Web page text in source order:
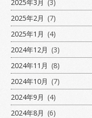
2025年3月 (3)
2025年2月 (7)
2025年1月 (4)
2024年12月 (3)
2024年11月 (8)
2024年10月 (7)
2024年9月 (4)
2024年8月 (6)